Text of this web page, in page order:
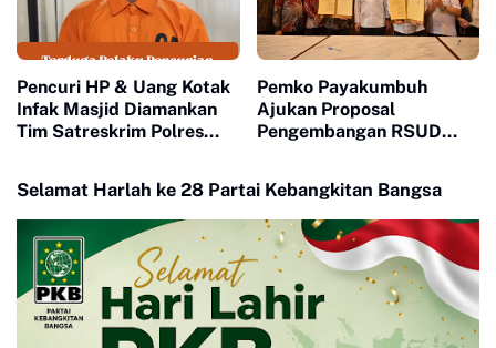
Pencuri HP & Uang Kotak
Infak Masjid Diamankan
Tim Satreskrim Polres
Pemko Payakumbuh
Ajukan Proposal
Pengembangan RSUD
Selamat Harlah ke 28 Partai Kebangkitan Bangsa